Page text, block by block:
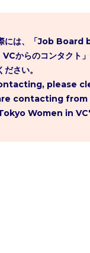
には、「Job Board
からのコンタクト」
さい。
please
contacting from
Women in